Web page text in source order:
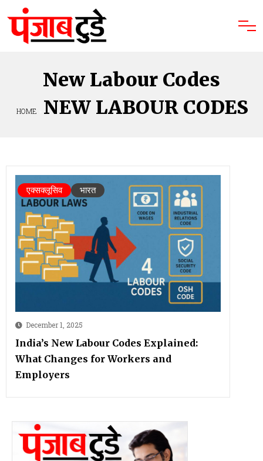
New Labour Codes
HOME NEW LABOUR CODES
December 1, 2025
India’s New Labour Codes Explained:
What Changes for Workers and
Employers
एक्सक्लूसिव भारत